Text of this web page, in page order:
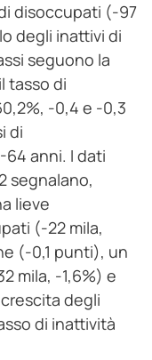
disoccupati (-97
degli inattivi di
seguono la
tasso di
-0,4 e -0,3
di
anni. I dati
segnalano,
lieve
(-22 mila,
(-0,1 punti), un
mila, -1,6%) e
degli
di inattività